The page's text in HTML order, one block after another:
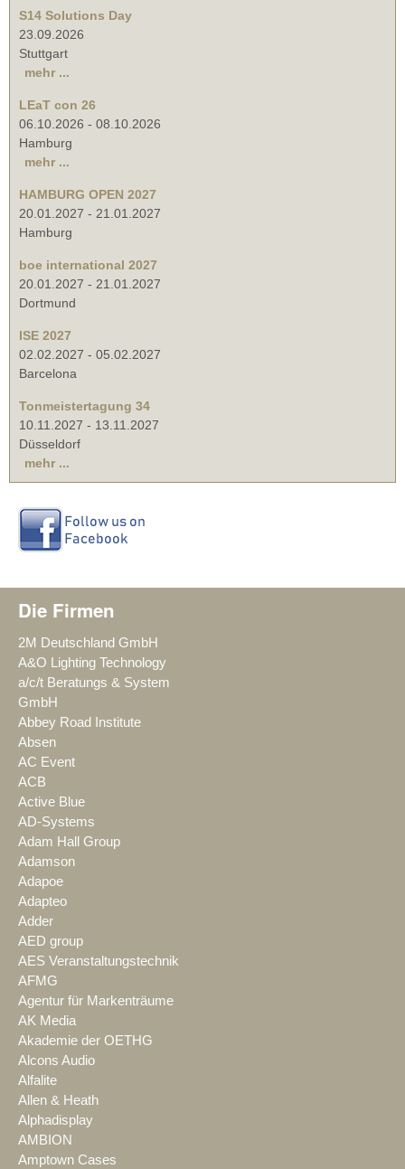
S14 Solutions Day
23.09.2026
Stuttgart
mehr ...
LEaT con 26
06.10.2026 - 08.10.2026
Hamburg
mehr ...
HAMBURG OPEN 2027
20.01.2027 - 21.01.2027
Hamburg
boe international 2027
20.01.2027 - 21.01.2027
Dortmund
ISE 2027
02.02.2027 - 05.02.2027
Barcelona
Tonmeistertagung 34
10.11.2027 - 13.11.2027
Düsseldorf
mehr ...
Die Firmen
2M Deutschland GmbH
A&O Lighting Technology
a/c/t Beratungs & System
GmbH
Abbey Road Institute
Absen
AC Event
ACB
Active Blue
AD-Systems
Adam Hall Group
Adamson
Adapoe
Adapteo
Adder
AED group
AES Veranstaltungstechnik
AFMG
Agentur für Markenträume
AK Media
Akademie der OETHG
Alcons Audio
Alfalite
Allen & Heath
Alphadisplay
AMBION
Amptown Cases